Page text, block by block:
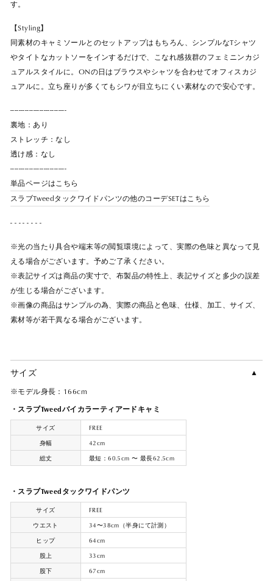
す。
【Styling】
同素材のキャミソールとのセットアップはもちろん、シンプルなTシャツ
やタイトなカットソーをインするだけで、こなれ感抜群のフェミニンカジ
ュアルスタイルに。ONの日はブラウスやシャツを合わせてオフィスカジ
ュアルに。立ち座りが多くてもシワが目立ちにくい素材なので安心です。
---------------------------
裏地：あり
ストレッチ：なし
透け感：なし
---------------------------
単品ページはこちら
スラブTweedタックワイドパンツの他のコーデSETはこちら
- - - - - - - -
※光の当たり具合や端末等の閲覧環境によって、実際の色味と異なって見
える場合がございます。予めご了承ください。
※表記サイズは商品の実寸で、布製品の特性上、表記サイズと多少の誤差
が生じる場合がございます。
※画像の商品はサンプルの為、実際の商品と色味、仕様、加工、サイズ、
素材等が若干異なる場合がございます。
サイズ
※モデル身長：166cm
・スラブTweedバイカラーティアードキャミ
サイズ
FREE
身幅
42cm
総丈
最短：60.5cm 〜 最長62.5cm
・スラブTweedタックワイドパンツ
サイズ
FREE
ウエスト
34〜38cm（半身にて計測）
ヒップ
64cm
股上
33cm
股下
67cm